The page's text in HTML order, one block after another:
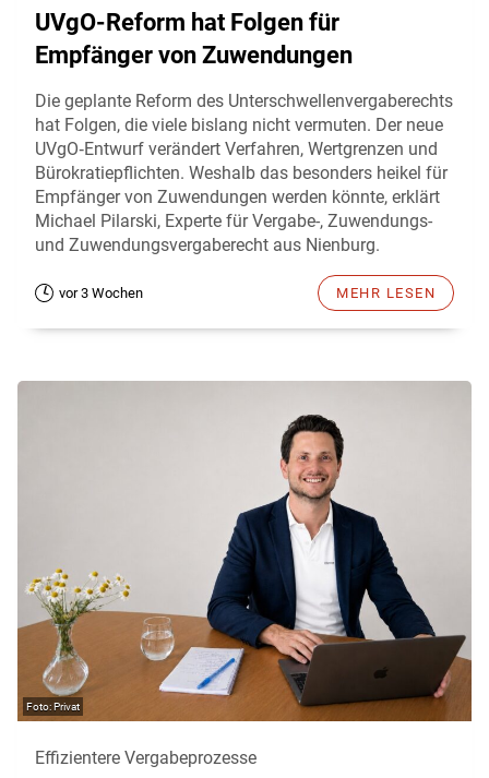
UVgO-Reform hat Folgen für
Empfänger von Zuwendungen
Die geplante Reform des Unterschwellenvergaberechts
hat Folgen, die viele bislang nicht vermuten. Der neue
UVgO‑Entwurf verändert Verfahren, Wertgrenzen und
Bürokratiepflichten. Weshalb das besonders heikel für
Empfänger von Zuwendungen werden könnte, erklärt
Michael Pilarski, Experte für Vergabe-, Zuwendungs-
und Zuwendungsvergaberecht aus Nienburg.
vor 3 Wochen MEHR LESEN
Privat
Effizientere Vergabeprozesse